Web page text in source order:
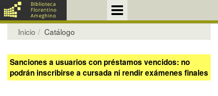
Inicio Catálogo
Sanciones a usuarios con préstamos vencidos: no
podrán inscribirse a cursada ni rendir exámenes finales